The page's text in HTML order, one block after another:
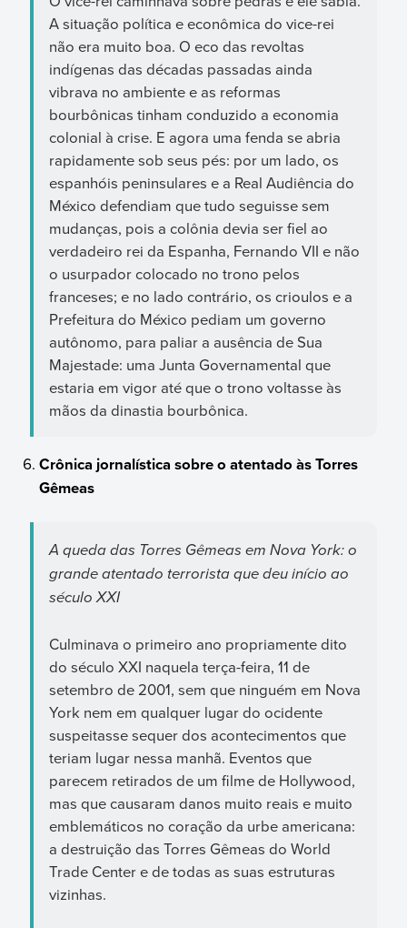
A situação política e econômica do vice-rei
não era muito boa. O eco das revoltas
indígenas das décadas passadas ainda
vibrava no ambiente e as reformas
bourbônicas tinham conduzido a economia
colonial à crise. E agora uma fenda se abria
rapidamente sob seus pés: por um lado, os
espanhóis peninsulares e a Real Audiência do
México defendiam que tudo seguisse sem
mudanças, pois a colônia devia ser fiel ao
verdadeiro rei da Espanha, Fernando VII e não
o usurpador colocado no trono pelos
franceses; e no lado contrário, os crioulos e a
Prefeitura do México pediam um governo
autônomo, para paliar a ausência de Sua
Majestade: uma Junta Governamental que
estaria em vigor até que o trono voltasse às
mãos da dinastia bourbônica.
Crônica jornalística sobre o atentado às Torres
Gêmeas
A queda das Torres Gêmeas em Nova York: o
grande atentado terrorista que deu início ao
século XXI
Culminava o primeiro ano propriamente dito
do século XXI naquela terça-feira, 11 de
setembro de 2001, sem que ninguém em Nova
York nem em qualquer lugar do ocidente
suspeitasse sequer dos acontecimentos que
teriam lugar nessa manhã. Eventos que
parecem retirados de um filme de Hollywood,
mas que causaram danos muito reais e muito
emblemáticos no coração da urbe americana:
a destruição das Torres Gêmeas do World
Trade Center e de todas as suas estruturas
vizinhas.